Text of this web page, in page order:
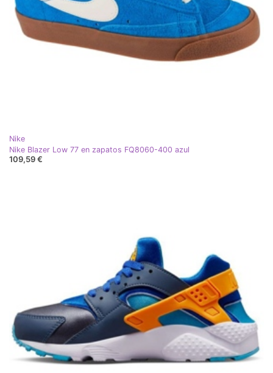
Nike
Nike Blazer Low 77 en zapatos FQ8060-400 azul
109,59 €